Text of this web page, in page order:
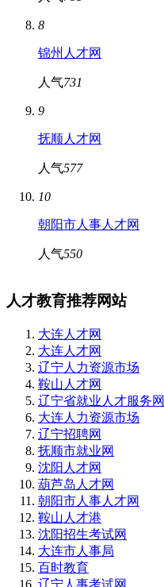
8
锦州人才网
人气731
9
抚顺人才网
人气577
10
朝阳市人事人才网
人气550
人才教育推荐网站
大连人才网
大连人才网
辽宁人力资源市场
鞍山人才网
辽宁省就业人才服务网
大连人力资源市场
辽宁招聘网
抚顺市就业网
沈阳人才网
葫芦岛人才网
朝阳市人事人才网
鞍山人才港
沈阳招生考试网
大连市人事局
百时教育
辽宁人事考试网